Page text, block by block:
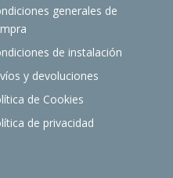
generales de
de instalación
y devoluciones
de Cookies
de privacidad